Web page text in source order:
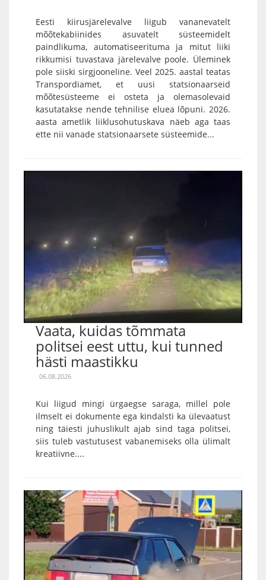
Eesti kiirusjärelevalve liigub vananevatelt
mõõtekabiinides asuvatelt süsteemidelt
paindlikuma, automatiseerituma ja mitut liiki
rikkumisi tuvastava järelevalve poole. Üleminek
pole siiski sirgjooneline. Veel 2025. aastal teatas
Transpordiamet, et uusi statsionaarseid
mõõtesüsteeme ei osteta ja olemasolevaid
kasutatakse nende tehnilise eluea lõpuni. 2026.
aasta ametlik liiklusohutuskava näeb aga taas
ette nii vanade statsionaarsete süsteemide...
Vaata, kuidas tõmmata
politsei eest uttu, kui tunned
hästi maastikku
06.08.2026
Kui liigud mingi ürgaegse saraga, millel pole
ilmselt ei dokumente ega kindalsti ka ülevaatust
ning täiesti juhuslikult ajab sind taga politsei,
siis tuleb vastutusest vabanemiseks olla ülimalt
kreatiivne....